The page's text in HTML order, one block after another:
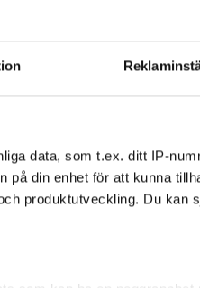
data, som t.ex. ditt IP-
din enhet för att kunna
produktutveckling. Du kan
Sidan publicerades